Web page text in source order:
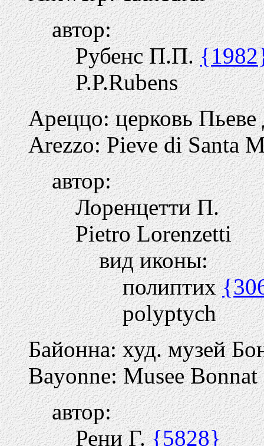
автор:
Рубенс П.П.
P.P.Rubens
Ареццо: церковь
Arezzo: Pieve di Santa
автор:
Лоренцетти П.
Pietro Lorenzetti
вид иконы:
полиптих
polyptych
Байонна: худ. музей
Bayonne: Musee Bonnat
автор:
Рени Г.{5828}